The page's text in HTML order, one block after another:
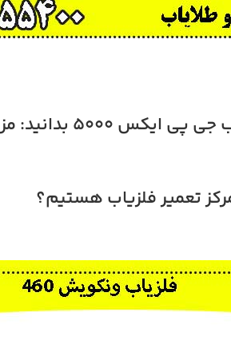
مزایا، معایب، و قیمت
تعمیر فلزیاب هستیم؟